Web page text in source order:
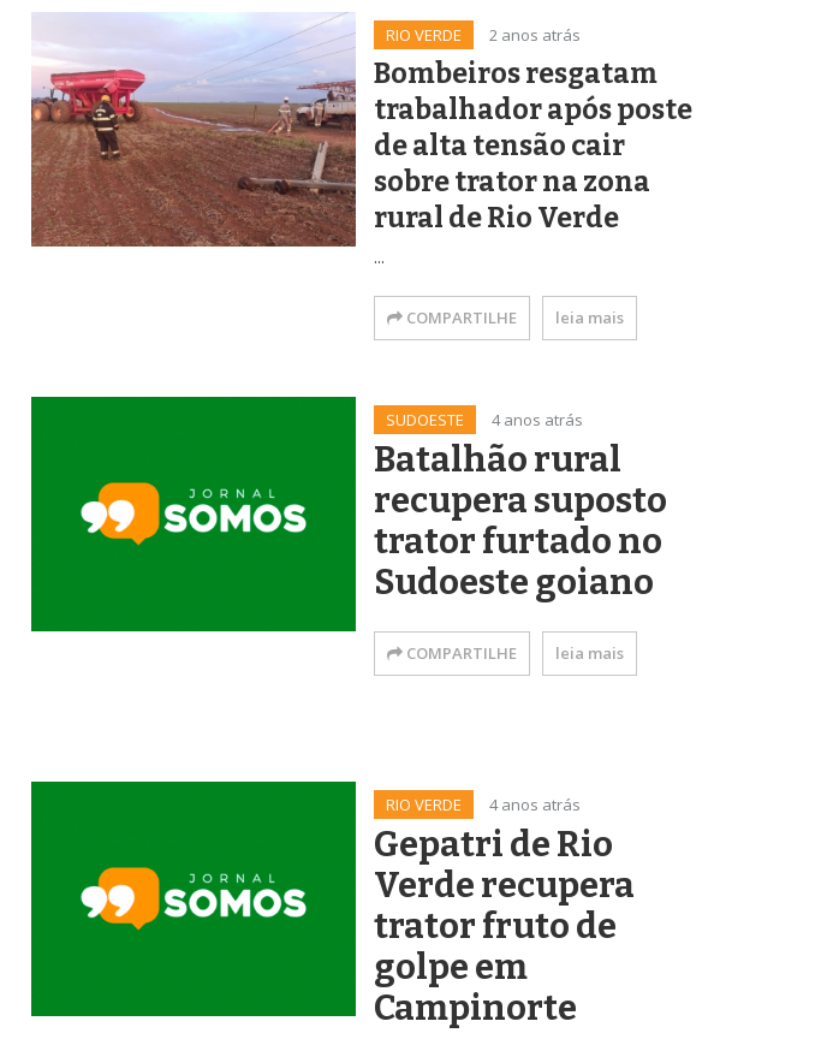
RIO VERDE 2 anos atrás
Bombeiros resgatam
trabalhador após poste
de alta tensão cair
sobre trator na zona
rural de Rio Verde
...
COMPARTILHE leia mais
SUDOESTE 4 anos atrás
Batalhão rural
recupera suposto
trator furtado no
Sudoeste goiano
COMPARTILHE leia mais
RIO VERDE 4 anos atrás
Gepatri de Rio
Verde recupera
trator fruto de
golpe em
Campinorte